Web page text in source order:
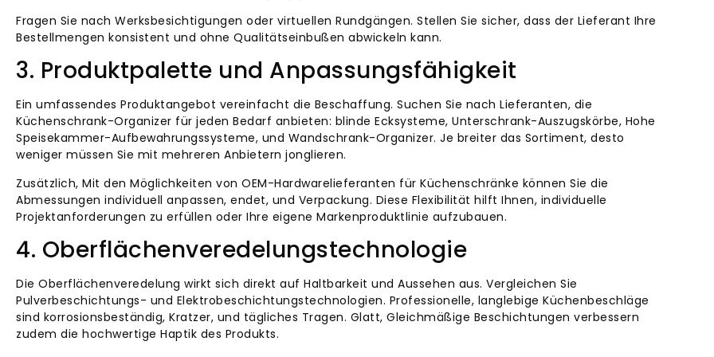
Fragen Sie nach Werksbesichtigungen oder virtuellen Rundgängen. Stellen Sie sicher, dass der Lieferant Ihre
Bestellmengen konsistent und ohne Qualitätseinbußen abwickeln kann.
3. Produktpalette und Anpassungsfähigkeit
Ein umfassendes Produktangebot vereinfacht die Beschaffung. Suchen Sie nach Lieferanten, die
Küchenschrank-Organizer für jeden Bedarf anbieten: blinde Ecksysteme, Unterschrank-Auszugskörbe, Hohe
Speisekammer-Aufbewahrungssysteme, und Wandschrank-Organizer. Je breiter das Sortiment, desto
weniger müssen Sie mit mehreren Anbietern jonglieren.
Zusätzlich, Mit den Möglichkeiten von OEM-Hardwarelieferanten für Küchenschränke können Sie die
Abmessungen individuell anpassen, endet, und Verpackung. Diese Flexibilität hilft Ihnen, individuelle
Projektanforderungen zu erfüllen oder Ihre eigene Markenproduktlinie aufzubauen.
4. Oberflächenveredelungstechnologie
Die Oberflächenveredelung wirkt sich direkt auf Haltbarkeit und Aussehen aus. Vergleichen Sie
Pulverbeschichtungs- und Elektrobeschichtungstechnologien. Professionelle, langlebige Küchenbeschläge
sind korrosionsbeständig, Kratzer, und tägliches Tragen. Glatt, Gleichmäßige Beschichtungen verbessern
zudem die hochwertige Haptik des Produkts.